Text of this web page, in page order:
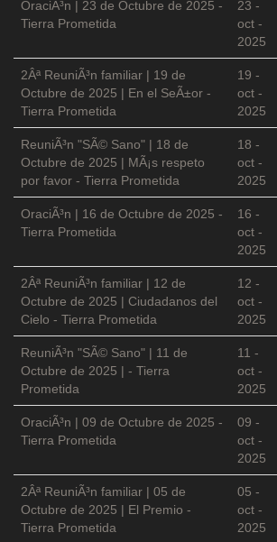
OraciÃ³n | 23 de Octubre de 2025 -
Tierra Prometida
23 -
oct -
2025
2Âª ReuniÃ³n familiar | 19 de
Octubre de 2025 | En el SeÃ±or -
Tierra Prometida
19 -
oct -
2025
ReuniÃ³n "SÃ© Sano" | 18 de
Octubre de 2025 | MÃ¡s respeto
por favor - Tierra Prometida
18 -
oct -
2025
OraciÃ³n | 16 de Octubre de 2025 -
Tierra Prometida
16 -
oct -
2025
2Âª ReuniÃ³n familiar | 12 de
Octubre de 2025 | Ciudadanos del
Cielo - Tierra Prometida
12 -
oct -
2025
ReuniÃ³n "SÃ© Sano" | 11 de
Octubre de 2025 | - Tierra
Prometida
11 -
oct -
2025
OraciÃ³n | 09 de Octubre de 2025 -
Tierra Prometida
09 -
oct -
2025
2Âª ReuniÃ³n familiar | 05 de
Octubre de 2025 | El Premio -
Tierra Prometida
05 -
oct -
2025